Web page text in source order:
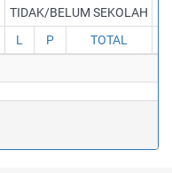
TIDAK/BELUM SEKOLAH
L P TOTAL